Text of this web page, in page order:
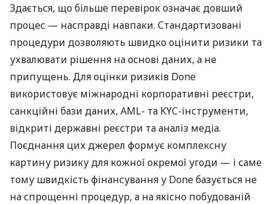
Здається, що більше перевірок означає довший
процес — насправді навпаки. Стандартизовані
процедури дозволяють швидко оцінити ризики та
ухвалювати рішення на основі даних, а не
припущень. Для оцінки ризиків Done
використовує міжнародні корпоративні реєстри,
санкційні бази даних, AML- та KYC-інструменти,
відкриті державні реєстри та аналіз медіа.
Поєднання цих джерел формує комплексну
картину ризику для кожної окремої угоди — і саме
тому швидкість фінансування у Done базується не
на спрощенні процедур, а на якісно побудованій